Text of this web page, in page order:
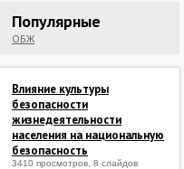
Популярные
ОБЖ
Влияние культуры
безопасности
жизнедеятельности
населения на национальную
безопасность
3410 просмотров, 8 слайдов